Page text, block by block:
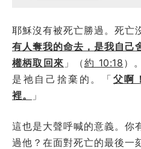
耶穌沒有被死亡勝過。死亡
有人奪我的命去，是我自己
權柄取回來 」（約 10:18 ）
是祂自己捨棄的。「 父啊
裡。
」
這也是大聲呼喊的意義。你
過他？在面對死亡的最後一